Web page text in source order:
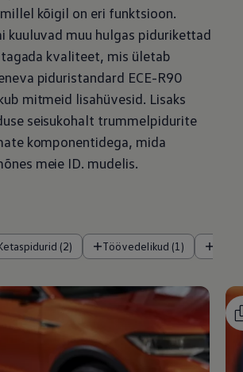
kõigil on eri funktsioon.
kuuluvad muu hulgas pidurikettad
kvaliteet, mis ületab
piduristandard ECE-R90
mitmeid lisahüvesid. Lisaks
seisukohalt trummelpidurite
komponentidega, mida
meie ID. mudelis.
Ketaspidurid (2) Töövedelikud (1)